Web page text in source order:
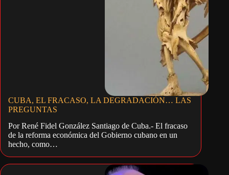
CUBA, EL FRACASO, LA DEGRADACIÓN… LAS
PREGUNTAS
Por René Fidel González Santiago de Cuba.- El fracaso
de la reforma económica del Gobierno cubano en un
hecho, como…